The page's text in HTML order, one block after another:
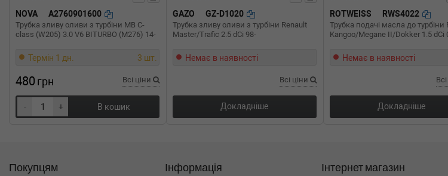
NOVA A2760901600
Трубка зливу оливи з турбіни MB C-
class (W205) 3.0 V6 BITURBO (M276) 14-
Термін 1 дн. 3 шт.
480 грн Всі ціни
- + В кошик
GAZO GZ-D1020
Трубка зливу оливи з турбіни Renault
Master/Trafic 2.5 dCi 98-
Немає в наявності
Всі ціни
Докладніше
ROTWEISS RWS4022
Трубка подачі масла до турбіни
Kangoo/Megane II/Dokker 1.5 dCi
Немає в наявності
Докладніше
Покупцям Інформація Інтернет магазин